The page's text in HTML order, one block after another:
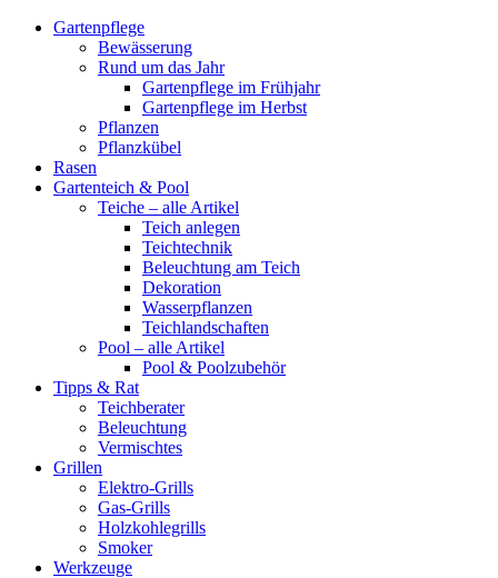
Gartenpflege
Bewässerung
Rund um das Jahr
Gartenpflege im Frühjahr
Gartenpflege im Herbst
Pflanzen
Pflanzkübel
Rasen
Gartenteich & Pool
Teiche – alle Artikel
Teich anlegen
Teichtechnik
Beleuchtung am Teich
Dekoration
Wasserpflanzen
Teichlandschaften
Pool – alle Artikel
Pool & Poolzubehör
Tipps & Rat
Teichberater
Beleuchtung
Vermischtes
Grillen
Elektro-Grills
Gas-Grills
Holzkohlegrills
Smoker
Werkzeuge